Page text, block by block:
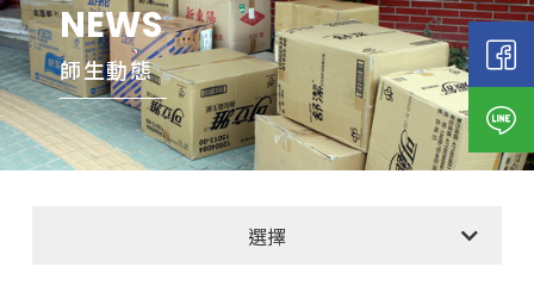
NEWS
師生動態
選擇
全部消息